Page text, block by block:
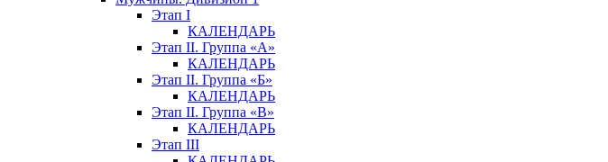
Этап I
КАЛЕНДАРЬ
Этап II. Группа «А»
КАЛЕНДАРЬ
Этап II. Группа «Б»
КАЛЕНДАРЬ
Этап II. Группа «В»
КАЛЕНДАРЬ
Этап III